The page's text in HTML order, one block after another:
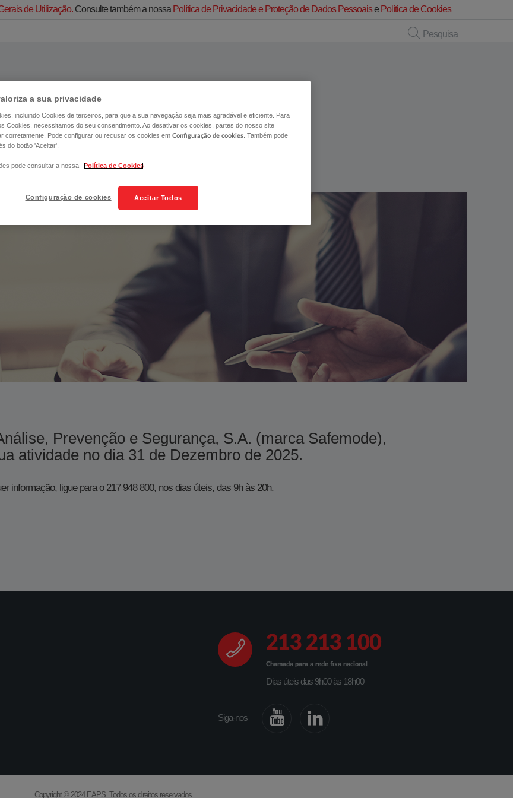
de Utilização.Consulte também a nossa Política de Privacidade e Proteção de Dados Pessoaise Política de Cookies
Pesquisa
Prevenção e Segurança, S.A. (marca Safemode),
atividade no dia 31 de Dezembro de 2025.​​​​
informação, ligue para o 217 948 800, nos dias úteis, das 9h às 20h.
213 213 100
Chamada para a rede fixa nacional
Dias úteis das 9h00 às 18h00
Siga-nos
Copyright © 2024 EAPS. Todos os direitos reservados.
a sua privacidade
incluindo Cookies de terceiros, para que a sua navegação seja mais agradável e eficiente. Para
Cookies, necessitamos do seu consentimento. Ao desativar os cookies, partes do nosso site
corretamente. Pode configurar ou recusar os cookies em Configuração de cookies . Também pode
do botão 'Aceitar'.
pode consultar a nossa Política de Cookies
Aceitar Todos
Configuração de cookies